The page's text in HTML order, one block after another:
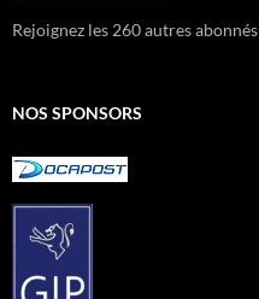
Rejoignez les 260 autres abonnés
NOS SPONSORS